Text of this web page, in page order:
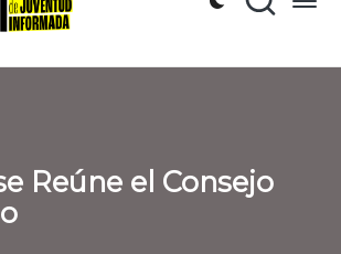
Reúne el Consejo